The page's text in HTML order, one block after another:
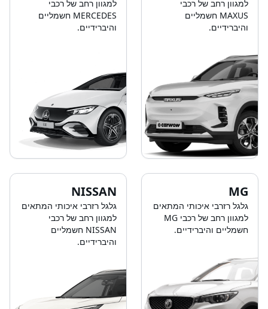
למגוון רחב של רכבי
MAXUS חשמליים
והיברידיים.
למגוון רחב של רכבי
MERCEDES חשמליים
והיברידיים.
MG
גלגל רזרבי איכותי המתאים
למגוון רחב של רכבי MG
חשמליים והיברידיים.
NISSAN
גלגל רזרבי איכותי המתאים
למגוון רחב של רכבי
NISSAN חשמליים
והיברידיים.